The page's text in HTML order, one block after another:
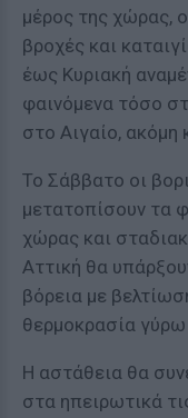
μέρος της χώρας,
βροχές και
έως Κυριακή
φαινόμενα τόσο
στο Αιγαίο, ακόμη
Το Σάββατο οι
μετατοπίσουν τα
χώρας και
Αττική θα
βόρεια με
θερμοκρασία
Η αστάθεια θα
στα ηπειρωτικά